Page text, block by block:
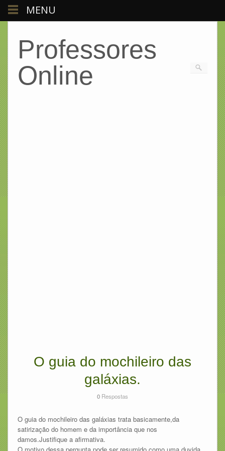
Professores
Online
O guia do mochileiro das
galáxias.
0 Respostas
O guia do mochileiro das galáxias trata basicamente,da
satirização do homem e da importância que nos
damos.Justifique a afirmativa.
MENU